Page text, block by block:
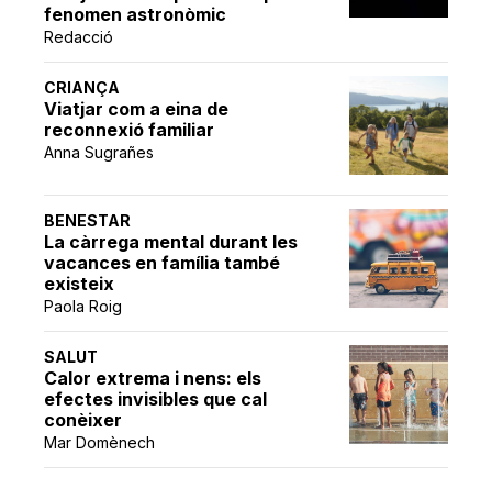
fenomen astronòmic
Redacció
CRIANÇA
Viatjar com a eina de
reconnexió familiar
Anna Sugrañes
BENESTAR
La càrrega mental durant les
vacances en família també
existeix
Paola Roig
SALUT
Calor extrema i nens: els
efectes invisibles que cal
conèixer
Mar Domènech